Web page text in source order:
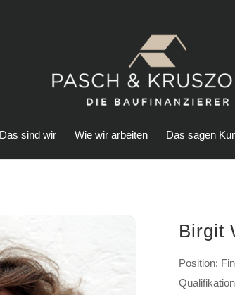
Das sind wir Wie wir arbeiten Das sagen
Birgit
Position: